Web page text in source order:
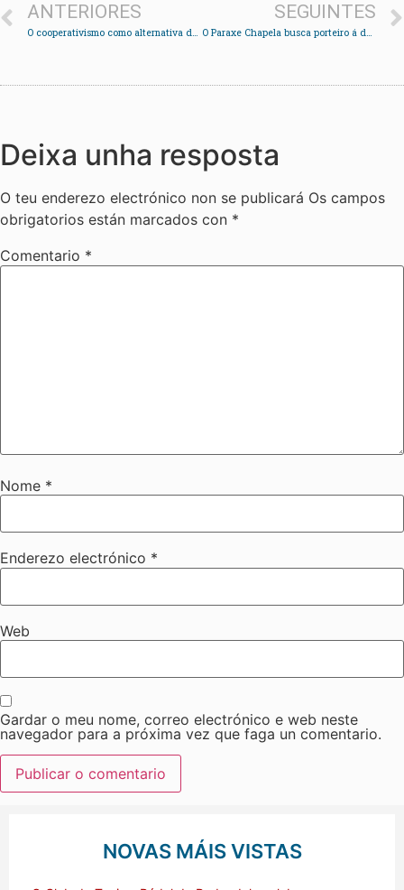
ANTERIORES
O cooperativismo como alternativa de emprego
SEGUINTES
O Paraxe Chapela busca porteiro á desesperada
Deixa unha resposta
O teu enderezo electrónico non se publicará Os campos
obrigatorios están marcados con *
Comentario *
Nome *
Enderezo electrónico *
Web
Gardar o meu nome, correo electrónico e web neste
navegador para a próxima vez que faga un comentario.
NOVAS MÁIS VISTAS